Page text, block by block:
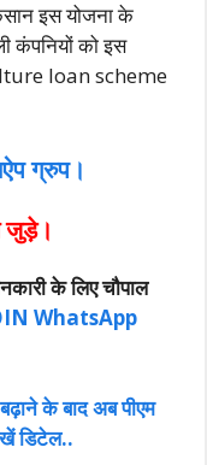
इस योजना के
कंपनियों को इस
loan scheme
ग्रुप।
जुड़े।
के लिए चौपाल
WhatsApp
के बाद अब पीएम
डिटेल..